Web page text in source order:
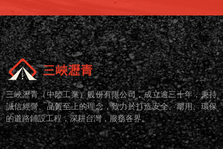
三峽瀝青（中陸工業）股份有限公司，成立逾三十年，秉持
誠信經營、品質至上的理念，致力於打造安全、耐用、環保
的道路鋪設工程，深耕台灣，服務各界。